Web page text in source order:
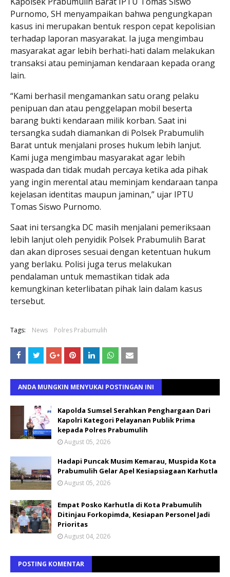
Purnomo, SH menyampaikan bahwa pengungkapan
kasus ini merupakan bentuk respon cepat kepolisian
terhadap laporan masyarakat. Ia juga mengimbau
masyarakat agar lebih berhati-hati dalam melakukan
transaksi atau peminjaman kendaraan kepada orang
lain.
“Kami berhasil mengamankan satu orang pelaku
penipuan dan atau penggelapan mobil beserta
barang bukti kendaraan milik korban. Saat ini
tersangka sudah diamankan di Polsek Prabumulih
Barat untuk menjalani proses hukum lebih lanjut.
Kami juga mengimbau masyarakat agar lebih
waspada dan tidak mudah percaya ketika ada pihak
yang ingin merental atau meminjam kendaraan tanpa
kejelasan identitas maupun jaminan,” ujar IPTU
Tomas Siswo Purnomo.
Saat ini tersangka DC masih menjalani pemeriksaan
lebih lanjut oleh penyidik Polsek Prabumulih Barat
dan akan diproses sesuai dengan ketentuan hukum
yang berlaku. Polisi juga terus melakukan
pendalaman untuk memastikan tidak ada
kemungkinan keterlibatan pihak lain dalam kasus
tersebut.
Tags: News Polres Prabumulih
ANDA MUNGKIN MENYUKAI POSTINGAN INI
Kapolda Sumsel Serahkan Penghargaan Dari
Kapolri Kategori Pelayanan Publik Prima
kepada Polres Prabumulih
August 05, 2026
Hadapi Puncak Musim Kemarau, Muspida Kota
Prabumulih Gelar Apel Kesiapsiagaan Karhutla
August 05, 2026
Empat Posko Karhutla di Kota Prabumulih
Ditinjau Forkopimda, Kesiapan Personel Jadi
Prioritas
August 04, 2026
POSTING KOMENTAR